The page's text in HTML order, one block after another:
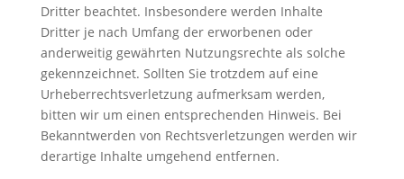
Dritter beachtet. Insbesondere werden Inhalte
Dritter je nach Umfang der erworbenen oder
anderweitig gewährten Nutzungsrechte als solche
gekennzeichnet. Sollten Sie trotzdem auf eine
Urheberrechtsverletzung aufmerksam werden,
bitten wir um einen entsprechenden Hinweis. Bei
Bekanntwerden von Rechtsverletzungen werden wir
derartige Inhalte umgehend entfernen.